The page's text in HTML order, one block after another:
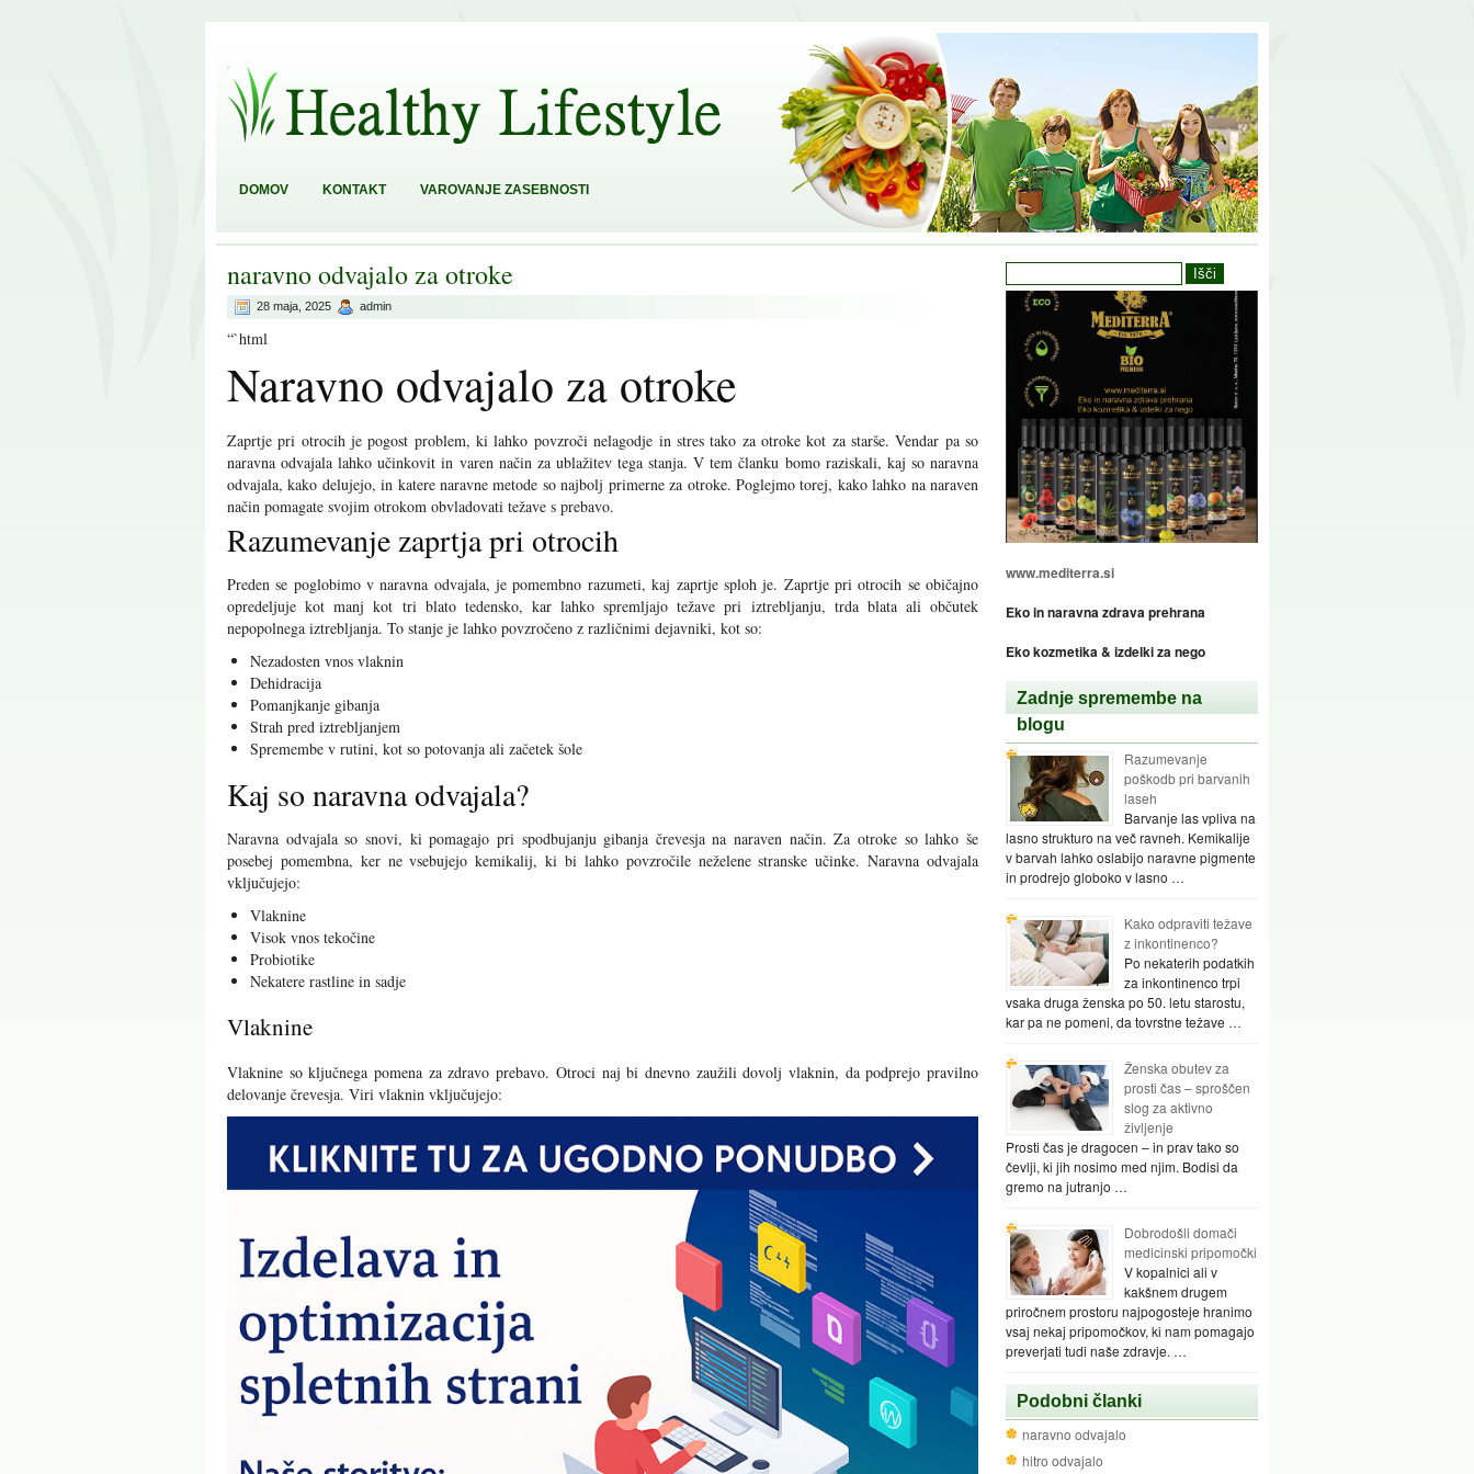
DOMOV KONTAKT VAROVANJE ZASEBNOSTI
naravno odvajalo za otroke
28 maja, 2025 admin
“`html
Naravno odvajalo za otroke
Zaprtje pri otrocih je pogost problem, ki lahko povzroči nelagodje in stres tako za otroke kot za starše. Vendar pa so
naravna odvajala lahko učinkovit in varen način za ublažitev tega stanja. V tem članku bomo raziskali, kaj so naravna
odvajala, kako delujejo, in katere naravne metode so najbolj primerne za otroke. Poglejmo torej, kako lahko na naraven
način pomagate svojim otrokom obvladovati težave s prebavo.
Razumevanje zaprtja pri otrocih
Preden se poglobimo v naravna odvajala, je pomembno razumeti, kaj zaprtje sploh je. Zaprtje pri otrocih se običajno
opredeljuje kot manj kot tri blato tedensko, kar lahko spremljajo težave pri iztrebljanju, trda blata ali občutek
nepopolnega iztrebljanja. To stanje je lahko povzročeno z različnimi dejavniki, kot so:
Nezadosten vnos vlaknin
Dehidracija
Pomanjkanje gibanja
Strah pred iztrebljanjem
Spremembe v rutini, kot so potovanja ali začetek šole
Kaj so naravna odvajala?
Naravna odvajala so snovi, ki pomagajo pri spodbujanju gibanja črevesja na naraven način. Za otroke so lahko še
posebej pomembna, ker ne vsebujejo kemikalij, ki bi lahko povzročile neželene stranske učinke. Naravna odvajala
vključujejo:
Vlaknine
Visok vnos tekočine
Probiotike
Nekatere rastline in sadje
Vlaknine
Vlaknine so ključnega pomena za zdravo prebavo. Otroci naj bi dnevno zaužili dovolj vlaknin, da podprejo pravilno
delovanje črevesja. Viri vlaknin vključujejo:
www.mediterra.si
Eko in naravna zdrava prehrana
Eko kozmetika & izdelki za nego
Zadnje spremembe na
blogu
Razumevanje
poškodb pri barvanih
laseh
Barvanje las vpliva na
lasno strukturo na več ravneh. Kemikalije
v barvah lahko oslabijo naravne pigmente
in prodrejo globoko v lasno …
Kako odpraviti težave
z inkontinenco?
Po nekaterih podatkih
za inkontinenco trpi
vsaka druga ženska po 50. letu starostu,
kar pa ne pomeni, da tovrstne težave …
Ženska obutev za
prosti čas – sproščen
slog za aktivno
življenje
Prosti čas je dragocen – in prav tako so
čevlji, ki jih nosimo med njim. Bodisi da
gremo na jutranjo …
Dobrodošli domači
medicinski pripomočki
V kopalnici ali v
kakšnem drugem
priročnem prostoru najpogosteje hranimo
vsaj nekaj pripomočkov, ki nam pomagajo
preverjati tudi naše zdravje. …
Podobni članki
naravno odvajalo
hitro odvajalo